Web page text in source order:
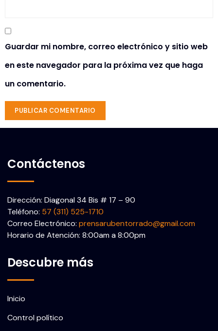
Guardar mi nombre, correo electrónico y sitio web
en este navegador para la próxima vez que haga
un comentario.
Contáctenos
Dirección: Diagonal 34 Bis # 17 – 90
Teléfono: 57 (311) 525-1710
Correo Electrónico: prensarubentorrado@gmail.com
Horario de Atención: 8:00am a 8:00pm
Descubre más
Inicio
Control político